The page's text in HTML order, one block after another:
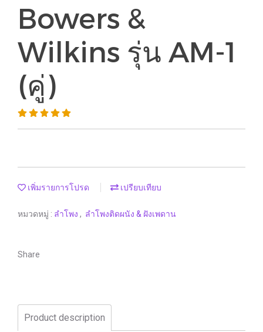
Bowers &
Wilkins รุ่น AM-1
(คู่)
เพิ่มรายการโปรด เปรียบเทียบ
หมวดหมู่ : ลำโพง , ลำโพงติดผนัง & ฝังเพดาน
Share
Product description